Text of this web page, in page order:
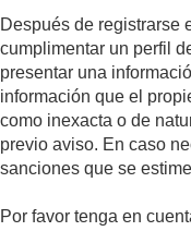
Después de registrarse
cumplimentar un perfil
presentar una
información que el
como inexacta o de
previo aviso. En caso
sanciones que se
Por favor tenga en